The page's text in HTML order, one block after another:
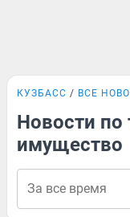
КУЗБАСС ВСЕ
Новости по
имущество